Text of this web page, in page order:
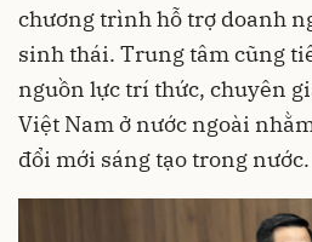
chương trình hỗ trợ doanh
sinh thái. Trung tâm cũng
nguồn lực trí thức, chuyên
Việt Nam ở nước ngoài
đổi mới sáng tạo trong nước.